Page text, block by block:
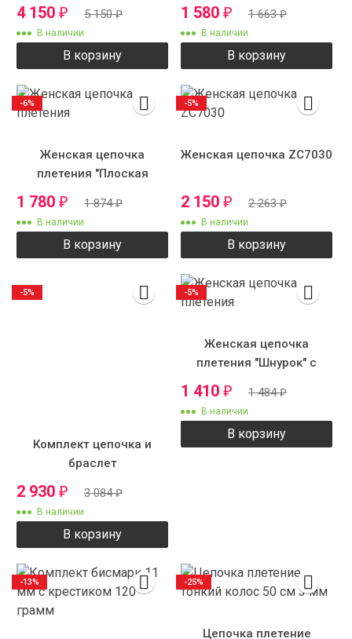
4 150 ₽ 5 150₽
В наличии
В корзину
1 580 ₽ 1 663₽
В наличии
В корзину
Женская цепочка
плетения "Плоская
1 780 ₽ 1 874₽
В наличии
В корзину
-6%
Женская цепочка ZC7030
2 150 ₽ 2 263₽
В наличии
В корзину
-5%
Комплект цепочка и
браслет
2 930 ₽ 3 084₽
В наличии
В корзину
-5%
Женская цепочка
плетения "Шнурок" с
1 410 ₽ 1 484₽
В наличии
В корзину
-5%
-13%
Цепочка плетение
-25%